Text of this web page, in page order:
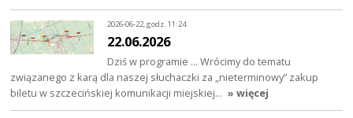
2026-06-22, godz. 11:24
22.06.2026
Dziś w programie … Wrócimy do tematu
związanego z karą dla naszej słuchaczki za „nieterminowy” zakup
biletu w szczecińskiej komunikacji miejskiej… » więcej